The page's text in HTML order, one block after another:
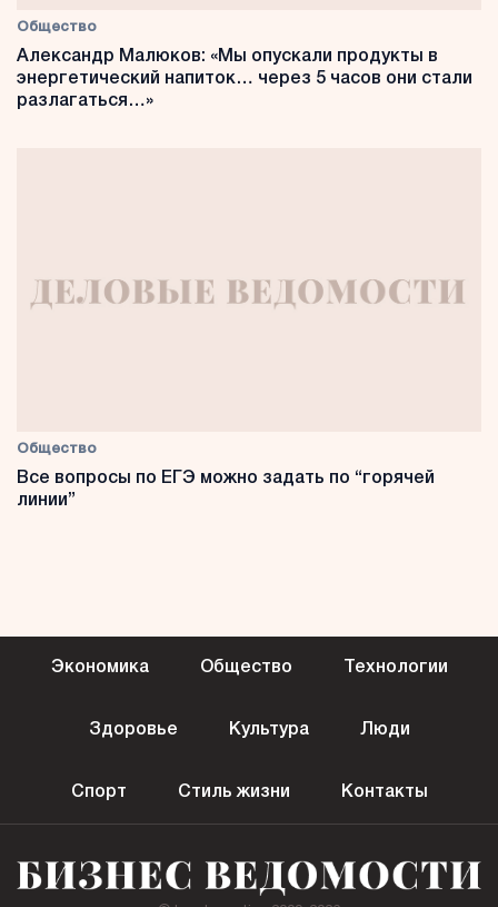
Общество
Александр Малюков: «Мы опускали продукты в
энергетический напиток… через 5 часов они стали
разлагаться…»
Общество
Все вопросы по ЕГЭ можно задать по “горячей
линии”
Экономика Общество Технологии
Здоровье Культура Люди
Спорт Стиль жизни Контакты